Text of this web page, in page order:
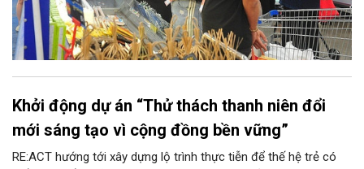
Khởi động dự án “Thử thách thanh niên đổi
mới sáng tạo vì cộng đồng bền vững”
RE:ACT hướng tới xây dựng lộ trình thực tiễn để thế hệ trẻ có